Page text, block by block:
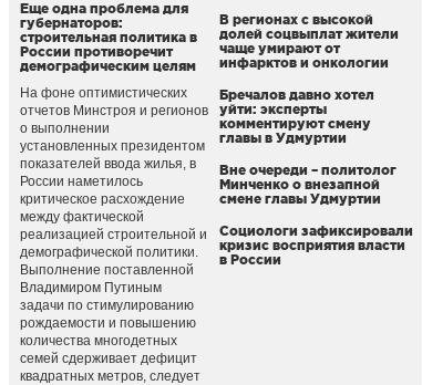
Еще одна проблема для
губернаторов:
строительная политика в
России противоречит
демографическим целям
На фоне оптимистических
отчетов Минстроя и регионов
о выполнении
установленных президентом
показателей ввода жилья, в
России наметилось
критическое расхождение
между фактической
реализацией строительной и
демографической политики.
Выполнение поставленной
Владимиром Путиным
задачи по стимулированию
рождаемости и повышению
количества многодетных
семей сдерживает дефицит
квадратных метров, следует
В регионах с высокой
долей соцвыплат жители
чаще умирают от
инфарктов и онкологии
Бречалов давно хотел
уйти: эксперты
комментируют смену
главы в Удмуртии
Вне очереди – политолог
Минченко о внезапной
смене главы Удмуртии
Социологи зафиксировали
кризис восприятия власти
в России